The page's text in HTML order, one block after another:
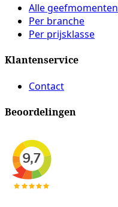
Alle geefmomenten
Per branche
Per prijsklasse
Klantenservice
Contact
Beoordelingen